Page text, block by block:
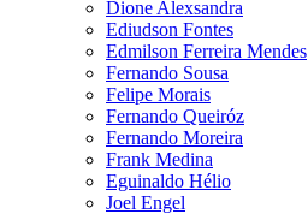
Dione Alexsandra
Ediudson Fontes
Edmilson Ferreira Mendes
Fernando Sousa
Felipe Morais
Fernando Queiróz
Fernando Moreira
Frank Medina
Eguinaldo Hélio
Joel Engel